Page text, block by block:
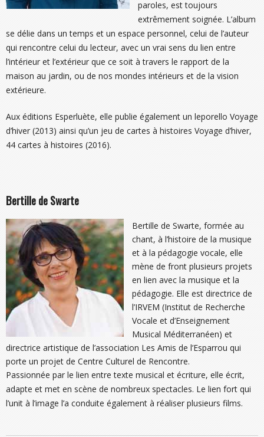
paroles, est toujours
extrêmement soignée. L’album
se délie dans un temps et un espace personnel, celui de l’auteur
qui rencontre celui du lecteur, avec un vrai sens du lien entre
l’intérieur et l’extérieur que ce soit à travers le rapport de la
maison au jardin, ou de nos mondes intérieurs et de la vision
extérieure.
Aux éditions Esperluète, elle publie également un leporello Voyage
d’hiver (2013) ainsi qu’un jeu de cartes à histoires Voyage d’hiver,
44 cartes à histoires (2016).
Bertille de Swarte
Bertille de Swarte, formée au
chant, à l’histoire de la musique
et à la pédagogie vocale, elle
mène de front plusieurs projets
en lien avec la musique et la
pédagogie. Elle est directrice de
l’IRVEM (Institut de Recherche
Vocale et d’Enseignement
Musical Méditerranéen) et
directrice artistique de l’association Les Amis de l’Esparrou qui
porte un projet de Centre Culturel de Rencontre.
Passionnée par le lien entre texte musical et écriture, elle écrit,
adapte et met en scène de nombreux spectacles. Le lien fort qui
l’unit à l’image l’a conduite également à réaliser plusieurs films.